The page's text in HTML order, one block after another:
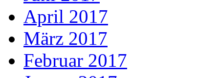
April 2017
März 2017
Februar 2017